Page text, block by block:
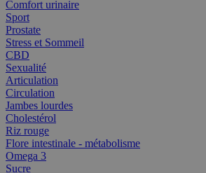
Comfort urinaire
Sport
Prostate
Stress et Sommeil
CBD
Sexualité
Articulation
Circulation
Jambes lourdes
Cholestérol
Riz rouge
Flore intestinale - métabolisme
Omega 3
Sucre